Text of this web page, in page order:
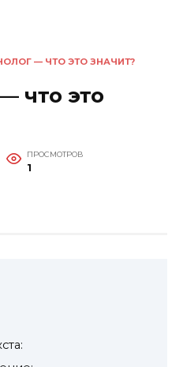
— ЧТО ЭТО ЗНАЧИТ?
что это
ПРОСМОТРОВ
1